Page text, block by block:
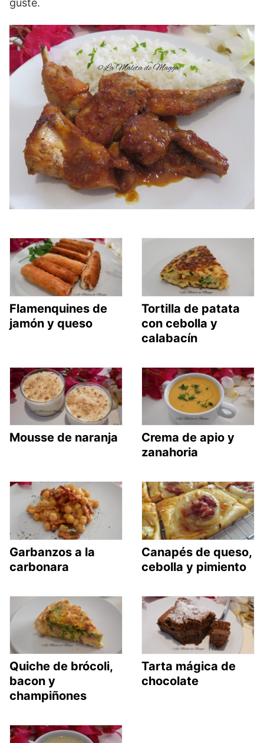
guste.
Flamenquines de
jamón y queso
Tortilla de patata
con cebolla y
calabacín
Mousse de naranja
Crema de apio y
zanahoria
Garbanzos a la
carbonara
Canapés de queso,
cebolla y pimiento
Quiche de brócoli,
bacon y
champiñones
Tarta mágica de
chocolate